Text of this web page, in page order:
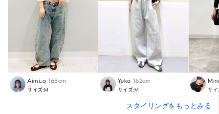
Aimi_a 165cm
サイズ:M
Yuka 162cm
サイズ:M サイ
スタイリングをもっとみる